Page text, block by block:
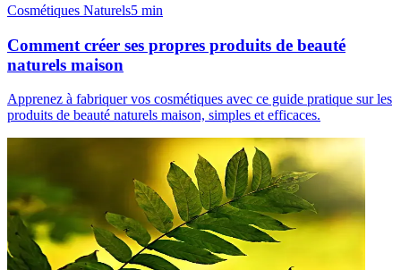
Cosmétiques Naturels5 min
Comment créer ses propres produits de beauté
naturels maison
Apprenez à fabriquer vos cosmétiques avec ce guide pratique sur les
produits de beauté naturels maison, simples et efficaces.